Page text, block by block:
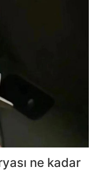
ne kadar